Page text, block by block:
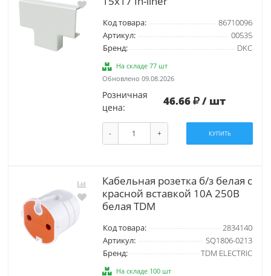
Код товара:
86710096
Артикул:
00535
Бренд:
DKC
На складе 77 шт
Обновлено 09.08.2026
Розничная
цена:
46.66 / шт
- + КУПИТЬ
Кабельная розетка б/з белая с
красной вставкой 10А 250B
белая TDM
Код товара:
2834140
Артикул:
SQ1806-0213
Бренд:
TDM ELECTRIC
На складе 100 шт